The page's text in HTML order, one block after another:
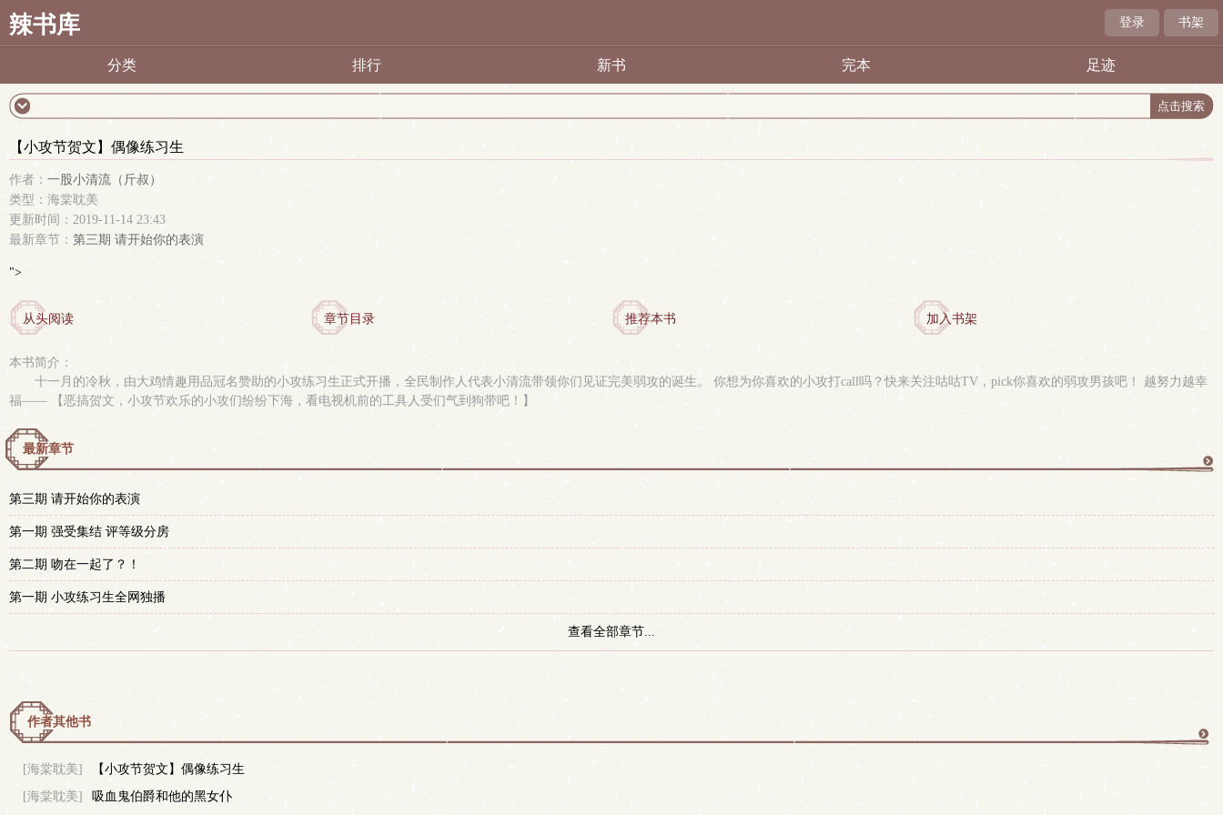
辣书库 登录 书架
分类 排行 新书 完本 足迹
【小攻节贺文】偶像练习生
作者： 一股小清流（斤叔）
类型：海棠耽美
更新时间：2019-11-14 23:43
最新章节： 第三期 请开始你的表演
">
从头阅读 章节目录 推荐本书 加入书架
本书简介：
十一月的冷秋，由大鸡情趣用品冠名赞助的小攻练习生正式开播，全民制作人代表小清流带领你们见证完美弱攻的诞生。 你想为你喜欢的小攻打call吗？快来关注咕咕TV，pick你喜欢的弱攻男孩吧！ 越努力越幸
福—— 【恶搞贺文，小攻节欢乐的小攻们纷纷下海，看电视机前的工具人受们气到狗带吧！】
最新章节
第三期 请开始你的表演
第一期 强受集结 评等级分房
第二期 吻在一起了？！
第一期 小攻练习生全网独播
查看全部章节...
作者其他书
[海棠耽美]
【小攻节贺文】偶像练习生
[海棠耽美]
吸血鬼伯爵和他的黑女仆